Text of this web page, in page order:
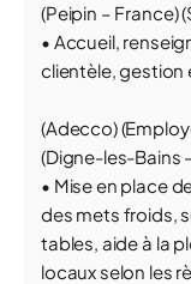
(Peipin – France)
• Accueil,
clientèle,
(Adecco)
(Digne-les-Bains
• Mise en place
des mets froids,
tables, aide à la
locaux selon les